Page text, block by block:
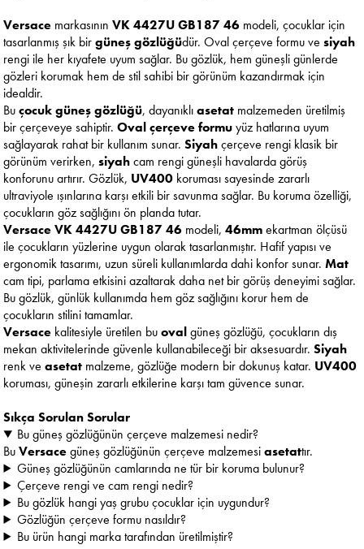
Versace markasınınVK 4427U GB187 46 modeli, çocuklar için
tasarlanmış şık birgüneş gözlüğüdür. Oval çerçeve formu vesiyah
rengi ile her kıyafete uyum sağlar. Bu gözlük, hem güneşli günlerde
gözleri korumak hem de stil sahibi bir görünüm kazandırmak için
idealdir.
Buçocuk güneş gözlüğü, dayanıklıasetat malzemeden üretilmiş
bir çerçeveye sahiptir.Oval çerçeve formuyüz hatlarına uyum
sağlayarak rahat bir kullanım sunar.Siyahçerçeve rengi klasik bir
görünüm verirken,siyahcam rengi güneşli havalarda görüş
konforunu artırır. Gözlük, UV400 koruması sayesinde zararlı
ultraviyole ışınlarına karşı etkili bir savunma sağlar. Bu koruma özelliği,
çocukların göz sağlığını ön planda tutar.
Versace VK 4427U GB187 46 modeli,46mmekartman ölçüsü
ile çocukların yüzlerine uygun olarak tasarlanmıştır. Hafif yapısı ve
ergonomik tasarımı, uzun süreli kullanımlarda dahi konfor sunar.Mat
cam tipi, parlama etkisini azaltarak daha net bir görüş deneyimi sağlar.
Bu gözlük, günlük kullanımda hem göz sağlığını korur hem de
çocukların stilini tamamlar.
Versace kalitesiyle üretilen buovalgüneş gözlüğü, çocukların dış
mekan aktivitelerinde güvenle kullanabileceği bir aksesuardır.Siyah
renk veasetat malzeme, gözlüğe modern bir dokunuş katar. UV400
koruması, güneşin zararlı etkilerine karşı tam güvence sunar.
Sıkça Sorulan Sorular
Bu güneş gözlüğünün çerçeve malzemesi nedir?
BuVersacegüneş gözlüğünün çerçeve malzemesiasetattır.
Güneş gözlüğünün camlarında ne tür bir koruma bulunur?
Çerçeve rengi ve cam rengi nedir?
Bu gözlük hangi yaş grubu çocuklar için uygundur?
Gözlüğün çerçeve formu nasıldır?
Bu ürün hangi marka tarafından üretilmiştir?